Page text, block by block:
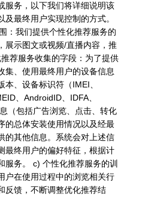
服务，以下我们将详细说明该
最终用户实现控制的方式。
：我们提供个性化推荐服务的
展示图文或视频/直播内容，推
荐服务收集的字段：为了提供
集、使用最终用户的设备信息
本、设备标识符（IMEI、
、AndroidID、IDFA、
（包括广告浏览、点击、转化
的总体安装使用情况以及经最
的其他信息。系统会对上述信
最终用户的偏好特征，根据计
服务。 c) 个性化推荐服务的训
户在使用过程中的浏览相关行
反馈，不断调整优化推荐结